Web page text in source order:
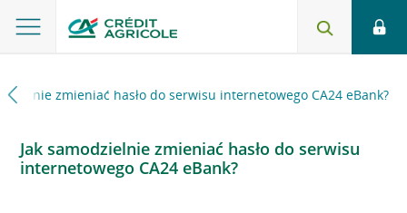
zmieniać hasło do serwisu internetowego CA24 eBank?
Jak samodzielnie zmieniać hasło do serwisu
internetowego CA24 eBank?